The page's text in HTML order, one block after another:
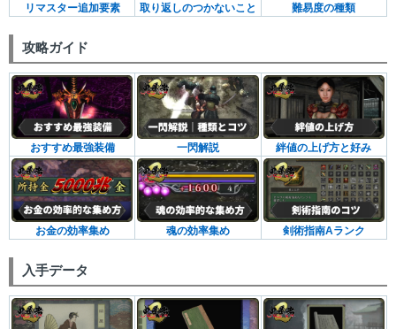
リマスター追加要素 取り返しのつかないこと 難易度の種類
攻略ガイド
おすすめ最強装備 一閃解説 絆値の上げ方と好み
お金の効率集め 魂の効率集め 剣術指南Aランク
入手データ